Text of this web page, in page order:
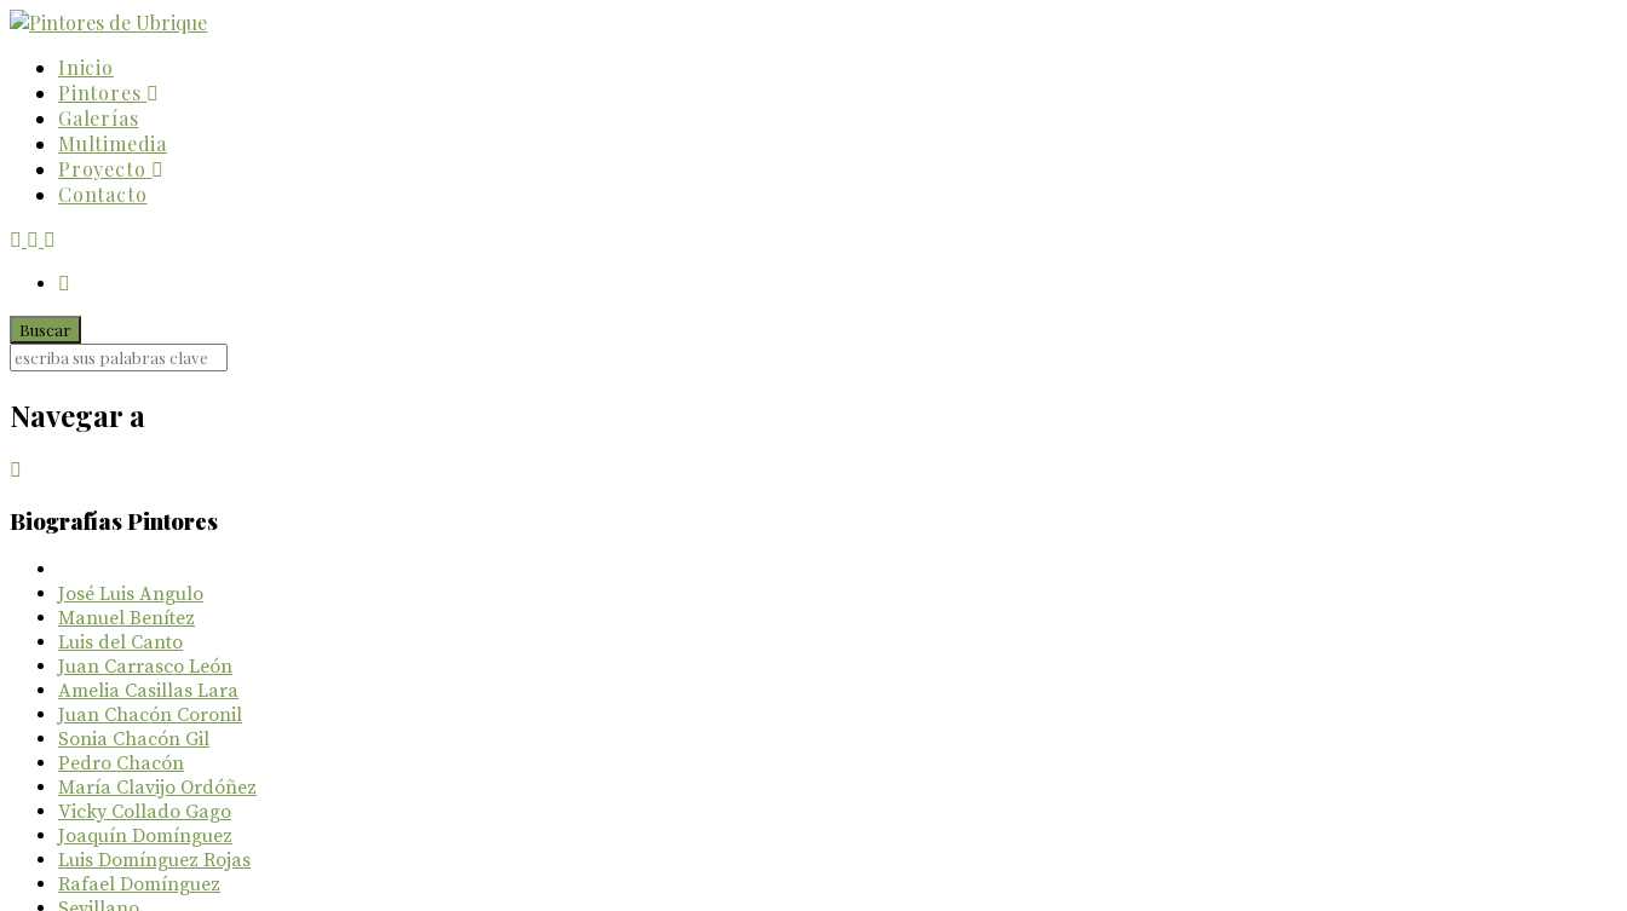
Inicio
Pintores
Galerías
Multimedia
Proyecto
Contacto
Navegar a
Biografías Pintores
José Luis Angulo
Manuel Benítez
Luis del Canto
Juan Carrasco León
Amelia Casillas Lara
Juan Chacón Coronil
Sonia Chacón Gil
Pedro Chacón
María Clavijo Ordóñez
Vicky Collado Gago
Joaquín Domínguez
Luis Domínguez Rojas
Rafael Domínguez